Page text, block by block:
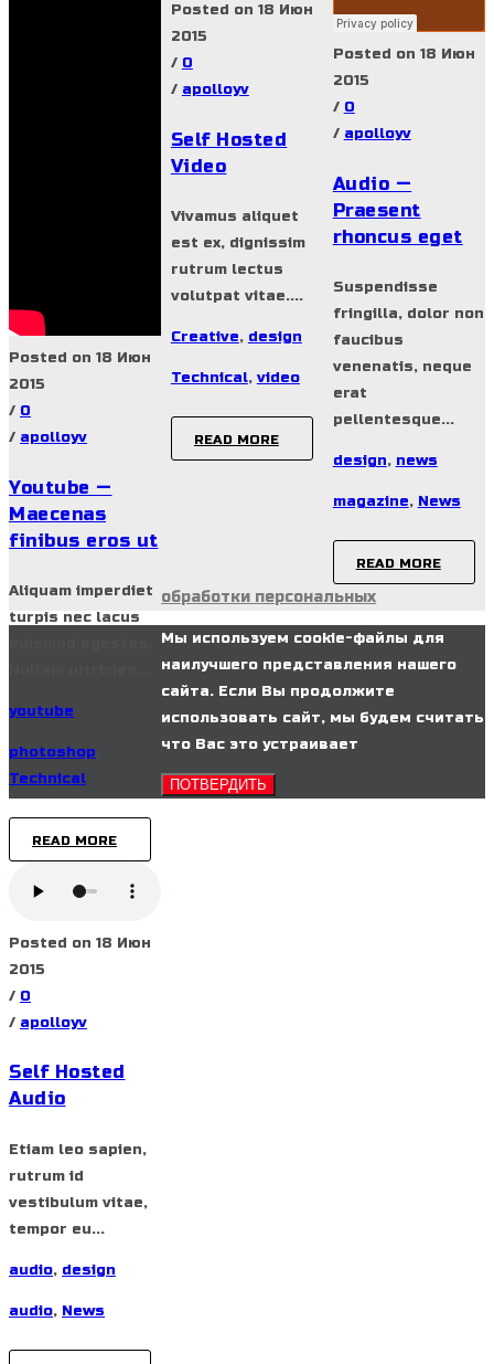
Posted on 18 Июн
2015
/ 0
/ apolloyv
Youtube —
Maecenas
finibus eros ut
Aliquam imperdiet
turpis nec lacus
youtube
photoshop
Technical
READ MORE
Posted on 18 Июн
2015
/ 0
/ apolloyv
Self Hosted
Video
Vivamus aliquet
est ex, dignissim
rutrum lectus
volutpat vitae....
Creative, design
Technical, video
READ MORE
Posted on 18 Июн
2015
/ 0
/ apolloyv
Audio —
Praesent
rhoncus eget
Suspendisse
fringilla, dolor non
faucibus
venenatis, neque
erat
pellentesque...
design, news
magazine, News
READ MORE
Posted on 18 Июн
2015
/ 0
/ apolloyv
Self Hosted
Audio
Etiam leo sapien,
rutrum id
vestibulum vitae,
tempor eu...
audio, design
audio, News
обработки персональных
Мы используем cookie-файлы для
наилучшего представления нашего
сайта. Если Вы продолжите
использовать сайт, мы будем считать
что Вас это устраивает
ПОТВЕРДИТЬ